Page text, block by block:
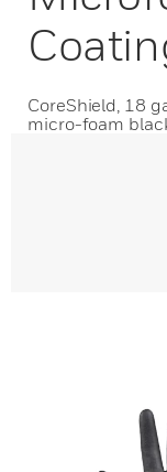
CoreShield, 18
micro-foam